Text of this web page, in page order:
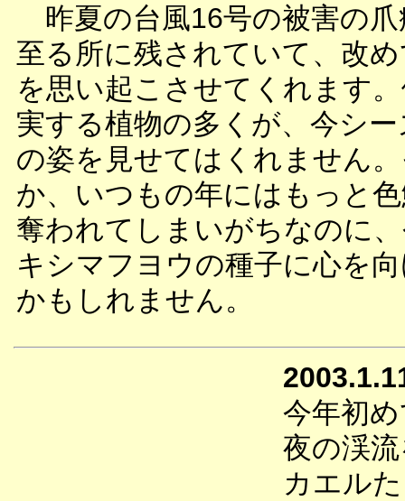
昨夏の台風16号の被害の
至る所に残されていて、改
を思い起こさせてくれます
実する植物の多くが、今シ
の姿を見せてはくれません
か、いつもの年にはもっと
奪われてしまいがちなのに
キシマフヨウの種子に心を
かもしれません。
今年初
夜の渓
カエル